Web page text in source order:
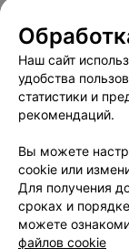
Наш сайт
удобства
статистики и
рекомендаций.
Вы можете
cookie или
Для получения
сроках и
можете
файлов cookie